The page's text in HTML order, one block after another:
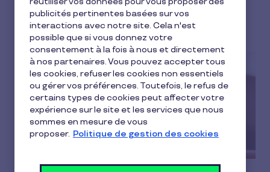
12 min de lecture 13 juin 2025
publicités pertinentes basées sur vos
interactions avec notre site. Cela n'est
possible que si vous donnez votre
consentement à la fois à nous et directement
à nos partenaires. Vous pouvez accepter tous
les cookies, refuser les cookies non essentiels
ou gérer vos préférences. Toutefois, le refus de
certains types de cookies peut affecter votre
expérience sur le site et les services que nous
sommes en mesure de vous
proposer. Politique de gestion des cookies